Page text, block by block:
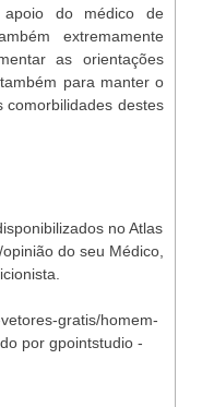
do médico de
extremamente
as orientações
para manter o
comorbilidades destes
no Atlas
do seu Médico,
gratis/homem-
por gpointstudio -